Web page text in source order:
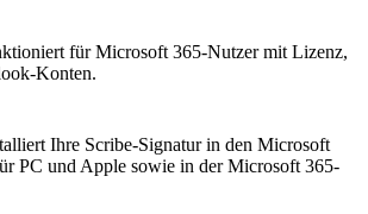
für Microsoft 365-Nutzer mit Lizenz,
Konten.
Ihre Scribe-Signatur in den Microsoft
PC und Apple sowie in der Microsoft 365-